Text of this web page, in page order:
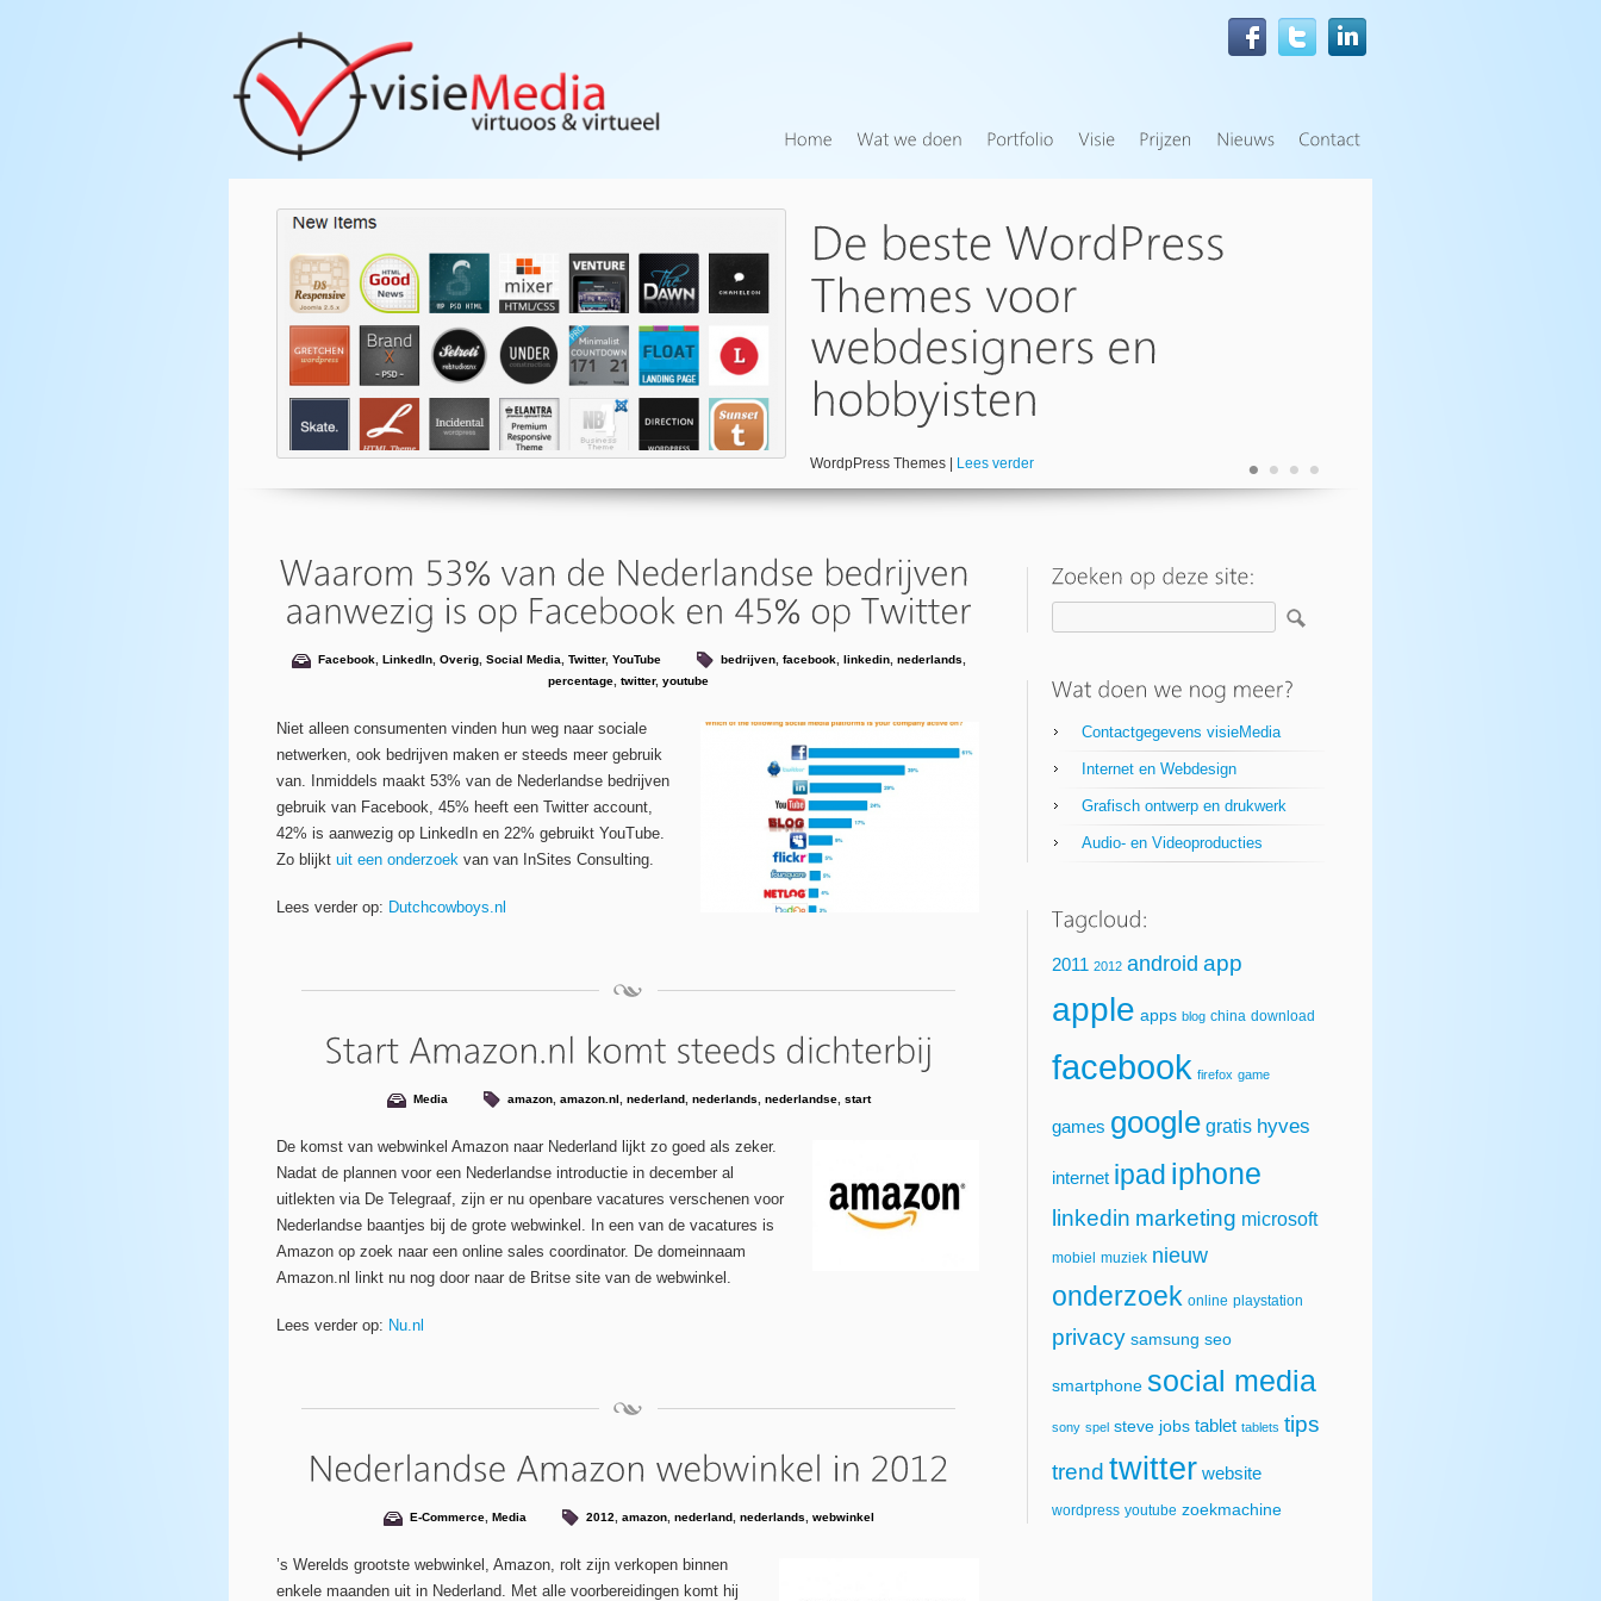
WordpPress Themes | Lees verder • • • •
Facebook, LinkedIn, Overig, Social Media Twitter, YouTube bedrijven, facebook, linkedin, nederlands
percentage, twitter, youtube
Niet alleen consumenten vinden hun weg naar sociale
netwerken, ook bedrijven maken er steeds meer gebruik
van. Inmiddels maakt 53% van de Nederlandse bedrijven
gebruik van Facebook, 45% heeft een Twitter account,
42% is aanwezig op LinkedIn en 22% gebruikt YouTube.
Zo blijkt uit een onderzoek van van InSites Consulting.
Lees verder op: Dutchcowboys.nl
Media amazon, amazon.nl, nederland, nederlands, nederlandse, start
De komst van webwinkel Amazon naar Nederland lijkt zo goed als zeker.
Nadat de plannen voor een Nederlandse introductie in december al
uitlekten via De Telegraaf, zijn er nu openbare vacatures verschenen voor
Nederlandse baantjes bij de grote webwinkel. In een van de vacatures is
Amazon op zoek naar een online sales coordinator. De domeinnaam
Amazon.nl linkt nu nog door naar de Britse site van de webwinkel.
Lees verder op: Nu.nl
E-Commerce, Media 2012, amazon, nederland, nederlands, webwinkel
’s Werelds grootste webwinkel, Amazon, rolt zijn verkopen binnen
enkele maanden uit in Nederland. Met alle voorbereidingen komt hij
Contactgegevens visieMedia
Internet en Webdesign
Grafisch ontwerp en drukwerk
Audio- en Videoproducties
2011 2012 android app
apple apps blog china download
facebook firefox game
games google gratis hyves
internet ipad iphone
linkedin marketing microsoft
mobiel muziek nieuw
onderzoek online playstation
privacy samsung seo
smartphone social media
sony spel steve jobs tablet tablets tips
trend twitter website
wordpress youtube zoekmachine